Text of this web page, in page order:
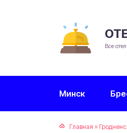
Все
Минск
Главная »